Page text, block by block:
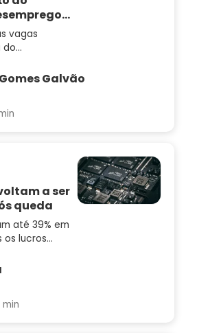
vagas
do
Galvão
a ser
queda
até 39% em
os lucros
min